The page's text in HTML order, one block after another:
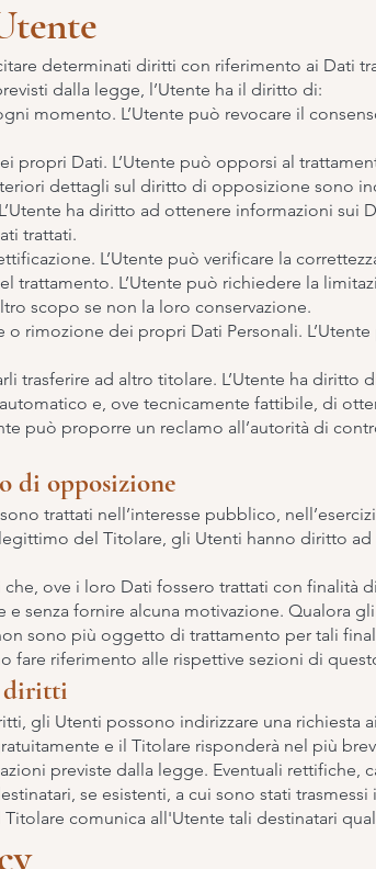
determinati diritti con riferimento ai Dati
dalla legge, l’Utente ha il diritto di:
momento. L’Utente può revocare il
propri Dati. L’Utente può opporsi al
dettagli sul diritto di opposizione sono
ha diritto ad ottenere informazioni
trattati.
L’Utente può verificare la
trattamento. L’Utente può richiedere la
scopo se non la loro conservazione.
o rimozione dei propri Dati Personali.
trasferire ad altro titolare. L’Utente ha
e, ove tecnicamente fattibile, di
può proporre un reclamo all’autorità di
di opposizione
trattati nell’interesse pubblico,
del Titolare, gli Utenti hanno diritto
che, ove i loro Dati fossero trattati con
e senza fornire alcuna motivazione. Qualora
sono più oggetto di trattamento per tali
fare riferimento alle rispettive sezioni di
diritti
gli Utenti possono indirizzare una
e il Titolare risponderà nel più
previste dalla legge. Eventuali
se esistenti, a cui sono stati
comunica all'Utente tali destinatari